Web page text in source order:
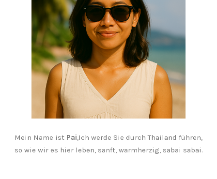
Mein Name ist Pai,Ich werde Sie durch Thailand führen,
so wie wir es hier leben, sanft, warmherzig, sabai sabai.